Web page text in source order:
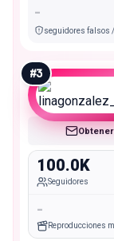
-
seguidores falsos
#3
100.0K
Seguidores
-
Reproducciones